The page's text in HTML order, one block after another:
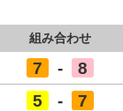
組み合わせ
7 - 8
5 - 7